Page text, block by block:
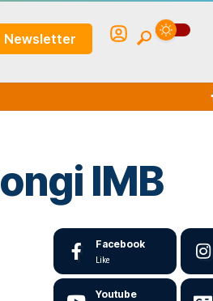
Newsletter
IMB
Facebook
Like
Youtube